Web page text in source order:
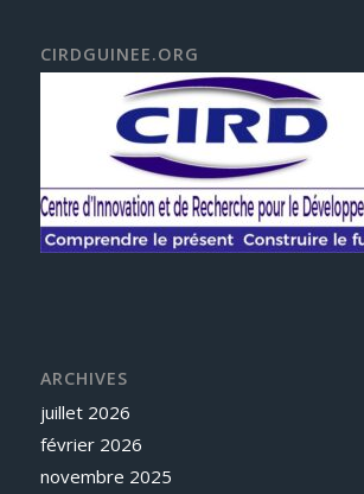
CIRDGUINEE.ORG
ARCHIVES
juillet 2026
février 2026
novembre 2025